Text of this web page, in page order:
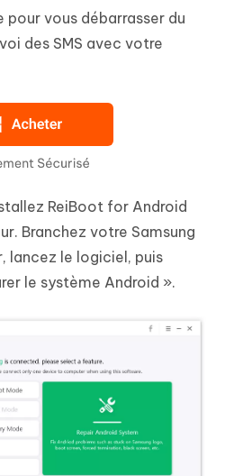
pour vous débarrasser du
des SMS avec votre
ReiBoot for Android
Branchez votre Samsung
lancez le logiciel, puis
le système Android ».